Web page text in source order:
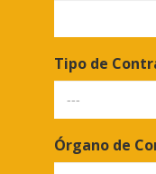
Tipo de
Órgano de